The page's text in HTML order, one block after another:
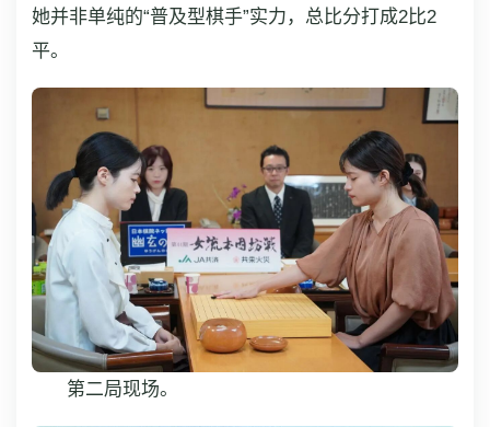
她并非单纯的“普及型棋手”实力，总比分打成2比2
平。
第二局现场。